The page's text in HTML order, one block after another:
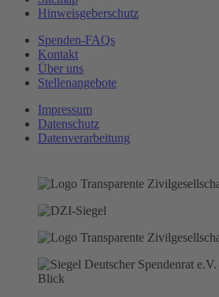
Hinweisgeberschutz
Spenden-FAQs
Kontakt
Über uns
Stellenangebote
Impressum
Datenschutz
Datenverarbeitung